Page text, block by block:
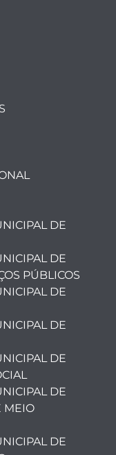
DE
DE
PÚBLICOS
DE
DE
DE
DE
MEIO
DE